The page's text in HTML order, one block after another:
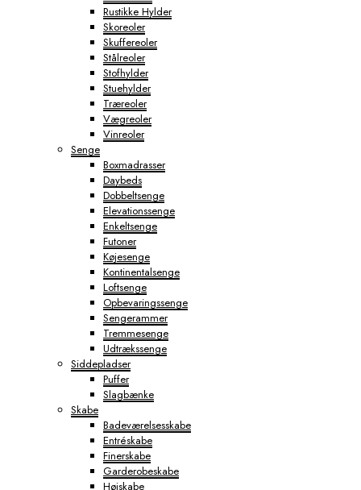
Rustikke Hylder
Skoreoler
Skuffereoler
Stålreoler
Stofhylder
Stuehylder
Træreoler
Vægreoler
Vinreoler
Senge
Boxmadrasser
Daybeds
Dobbeltsenge
Elevationssenge
Enkeltsenge
Futoner
Køjesenge
Kontinentalsenge
Loftsenge
Opbevaringssenge
Sengerammer
Tremmesenge
Udtrækssenge
Siddepladser
Puffer
Slagbænke
Skabe
Badeværelsesskabe
Entréskabe
Finerskabe
Garderobeskabe
Højskabe